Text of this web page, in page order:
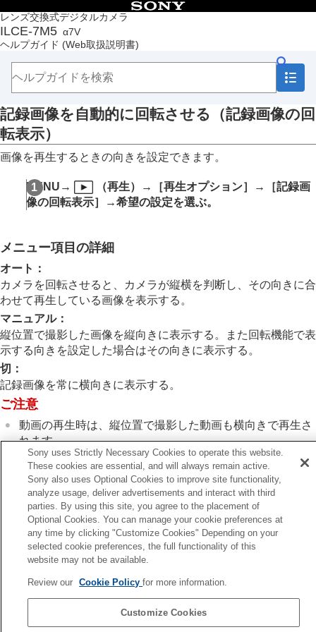
レンズ交換式デジタルカメラ
ILCE-7M5 α7V
ヘルプガイド (Web取扱説明書)
目次
トップページ
ヘルプガイドの使いかた
本体と付属品を確認する
本機の基本操作
準備/基本的な撮影
MENU一覧から機能を探す
撮影機能を活用する
再生する
この章の目次
複数メディアの表示設定
拡大の初期倍率
拡大の初期位置
回転表示）
動画を再生する
4ch音声のモニタリング
スライドショーで再生する（
インターバル連続再生
画像の表示方法を変える
画像間をジャンプ移動する方法を設定する（画像
送り設定 ）
撮影した画像を保護する（プロテクト）
画像に情報を追加する
トリミング
動画から静止画を切り出す
メモリーカード間で画像をコピーする（
画像を削除する
スマートフォンでできること
記録画像を自動的に回転させる（記録画像の回
転表示）
画像を再生するときの向きを設定できます。
MENU → （再生）→ ［再生オプション］ →
［記録画
像の回転表示］
→希望の設定を選ぶ。
メニュー項目の詳細
オート ：
カメラを回転させると、カメラが縦横を判断し、その向きに合
わせて再生している画像を表示する。
マニュアル：
縦位置で撮影した画像を縦向きに表示する。また回転機能で表
示する向きを設定した場合はその向きに表示する。
切 ：
記録画像を常に横向きに表示する。
ご注意
動画の再生時は、縦位置で撮影した動画も横向きで再生さ
れます。
関連項目
画像を回転する（回転）
の初期位置
Sony uses Strictly Necessary Cookies to operate this website.
These cookies are essential, and will always remain active.
Sony also uses Optional Cookies to improve site functionality,
analyze usage, deliver advertisements and interact with third
parties. By using this site, you agree to the placement of
Optional Cookies. You can manage your cookie preferences at
any time by clicking "Customize Cookies" Depending on your
selected cookie preferences, the full functionality of this
website may not be available.
Review our Cookie Policyfor more information.
Customize Cookies